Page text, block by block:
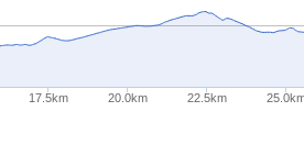
17.5km 20.0km 22.5km